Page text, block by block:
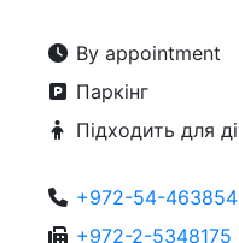
By appointment
Паркінг
Підходить для
+972-54-
+972-2-5348175